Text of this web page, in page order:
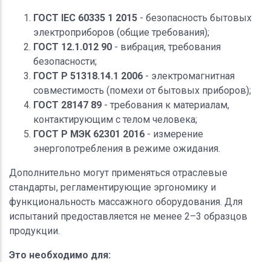
ГОСТ IEC 60335 1 2015 - безопасность бытовых
электроприборов (общие требования);
ГОСТ 12.1.012 90 - вибрация, требования
безопасности;
ГОСТ Р 51318.14.1 2006 - электромагнитная
совместимость (помехи от бытовых приборов);
ГОСТ 28147 89 - требования к материалам,
контактирующим с телом человека;
ГОСТ Р МЭК 62301 2016 - измерение
энергопотребления в режиме ожидания.
Дополнительно могут применяться отраслевые
стандарты, регламентирующие эргономику и
функциональность массажного оборудования. Для
испытаний предоставляется не менее 2–3 образцов
продукции.
Это необходимо для: